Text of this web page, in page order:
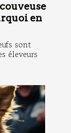
en
sont
éleveurs